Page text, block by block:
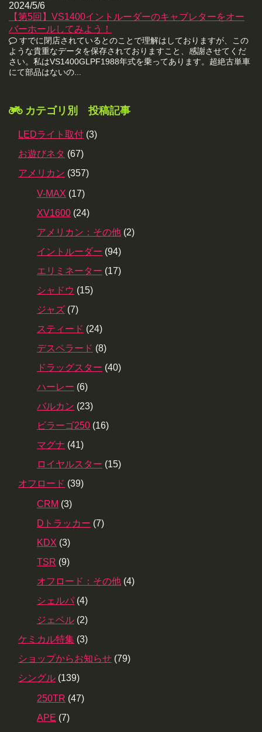
2024/5/6
【第5回】VS1400イントルーダーのキャブレターをオー
バーホールしてみよう！
すでに閉店されているとのことで理解はしておりますが、この
ような貴重なデータを保存されておりますこと、感謝させてくだ
さい。私はVS1400GLPF1988年式を乗ってあります。超絶古単車
にて部品はないの...
カテゴリ別 投稿記事
LEDライト取付 (3)
お遊びネタ (67)
アメリカン (357)
V-MAX (17)
XV1600 (24)
アメリカン：その他 (2)
イントルーダー (94)
エリミネーター (17)
シャドウ (15)
ジャズ (7)
スティード (24)
デスペラード (8)
ドラッグスター (40)
ハーレー (6)
バルカン (23)
ビラーゴ250 (16)
マグナ (41)
ロイヤルスター (15)
オフロード (39)
CRM (3)
Dトラッカー (7)
KDX (3)
TSR (9)
オフロード：その他 (4)
シェルパ (4)
ジェベル (2)
ケミカル特集 (3)
ショップからお知らせ (79)
シングル (139)
250TR (47)
APE (7)